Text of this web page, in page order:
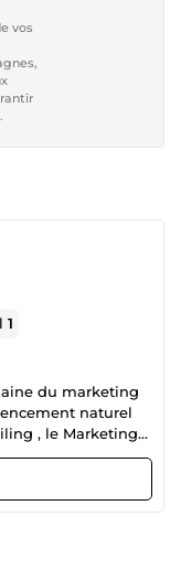
vos
1
naturel
, le Marketing
de mon
Digital au
&amp; Resort